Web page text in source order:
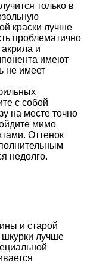
только в
краски лучше
проблематично
и
имеют
не имеет
с собой
на месте точно
мимо
Оттенок
недолго.
и старой
шкурки лучше